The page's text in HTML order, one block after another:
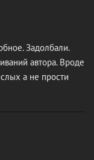
Задолбали.
автора. Вроде
а не прости